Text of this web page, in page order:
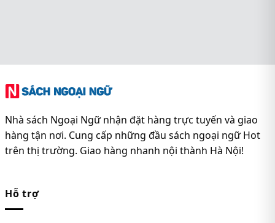
Nhà sách Ngoại Ngữ nhận đặt hàng trực tuyến và giao
hàng tận nơi. Cung cấp những đầu sách ngoại ngữ Hot
trên thị trường. Giao hàng nhanh nội thành Hà Nội!
Hỗ trợ